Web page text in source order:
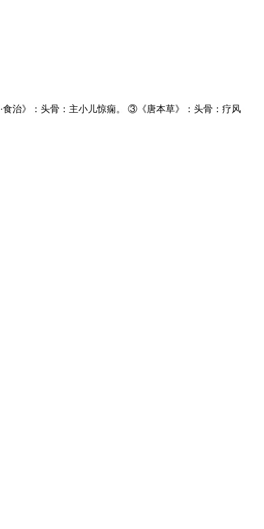
治》：头骨：主小儿惊痫。 ③《唐本草》：头骨：疗风